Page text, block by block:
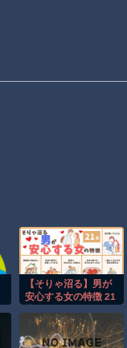
【そりゃ沼る】男が
安心する女の特徴 21